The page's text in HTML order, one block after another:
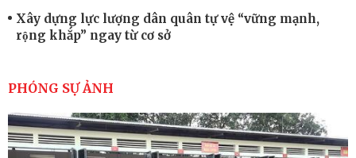
Xây dựng lực lượng dân quân tự vệ “vững mạnh,
rộng khắp” ngay từ cơ sở
cao sức mạnh chiến đấu
Tiểu đoàn Thiết giáp hoàn thành tốt diễn tập chiến
thuật có bắn đạn thật
PHÓNG SỰ ẢNH